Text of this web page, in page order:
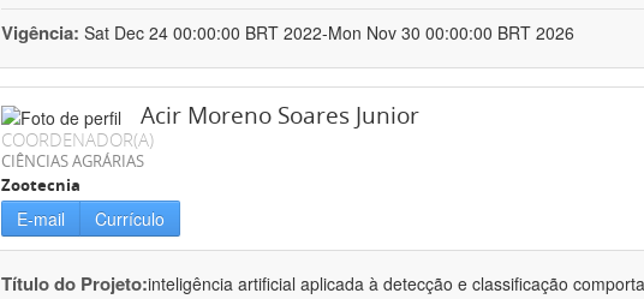
Vigência: Sat Dec 24 00:00:00 BRT 2022-Mon Nov 30 00:00:00 BRT 2026
Acir Moreno Soares Junior
COORDENADOR(A)
CIÊNCIAS AGRÁRIAS
Zootecnia
E-mail Currículo
Título do Projeto:inteligência artificial aplicada à detecção e classificação